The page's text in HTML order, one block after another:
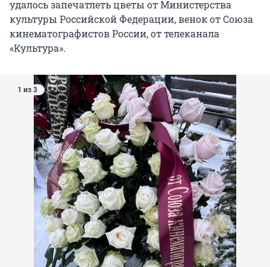
удалось запечатлеть цветы от Министерства
культуры Российской Федерации, венок от Союза
кинематографистов России, от телеканала
«Культура».
1 из 3